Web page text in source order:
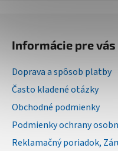
Informácie pre vás
Doprava a spôsob platby
Často kladené otázky
Obchodné podmienky
Podmienky ochrany
Reklamačný poriadok,